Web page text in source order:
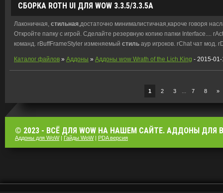
СБОРКА ROTH UI ДЛЯ WOW 3.3.5/3.3.5А
Лаконичная, стильная ,достаточно минималистичная,кароче говоря
Откройте папку с игрой. Сделайте резервную копию папки Interface....
команд. rBuffFrameStyler изменяемый стиль аур игроков. rChat чат мод.
Каталог файлов » Аддоны » Аддоны wow Wrath of the Lich King - 2015-
1 2 3 7 8 »
© 2023 - ВСЁ ДЛЯ WOW НА НАШЕМ САЙТЕ. АДДОНЫ ДЛЯ
Аддоны для WoW| Гайды WoW| PDA версия